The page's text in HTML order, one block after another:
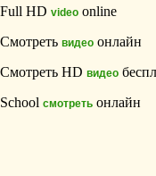
Full HD video online
Смотреть видео онлайн
Смотреть HD видео
School смотреть онлайн